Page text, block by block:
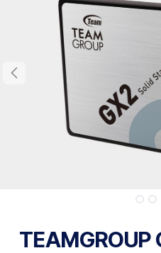
TEAMGROUP